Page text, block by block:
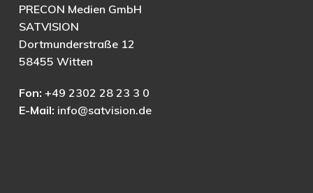
PRECON Medien GmbH
SATVISION
Dortmunderstraße 12
58455 Witten
Fon: +49 2302 28 23 3 0
E-Mail: info@satvision.de